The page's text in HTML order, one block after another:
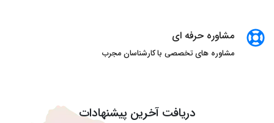
مشاوره حرفه ای
مشاوره های تخصصی با کارشناسان مجرب
دریافت آخرین پیشنهادات